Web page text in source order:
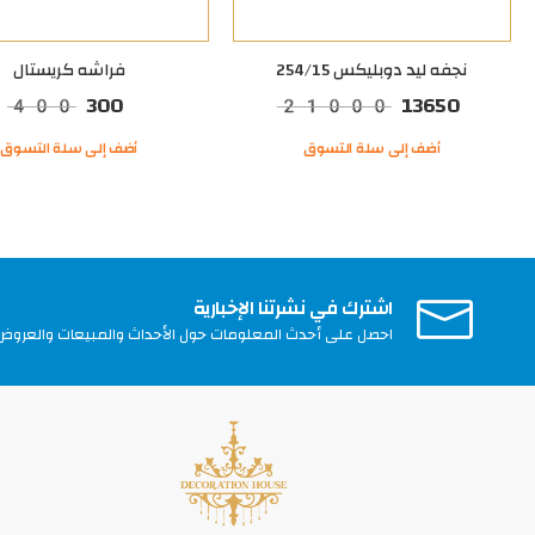
نجفه ليد دوبليكس 254/15
13650
21000
أضف إلى سلة التسوق
فراشه كريستال
300
400
أضف إلى سلة التسوق
اشترك في نشرتنا الإخبارية
احصل على أحدث المعلومات حول الأحداث والمبيعات